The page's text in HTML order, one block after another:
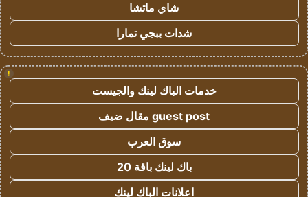
شاي ماتشا
شدات ببجي تمارا
!
خدمات الباك لينك والجيست
guest post مقال ضيف
سوق العرب
باك لينك باقة 20
اعلانات الباك لينك